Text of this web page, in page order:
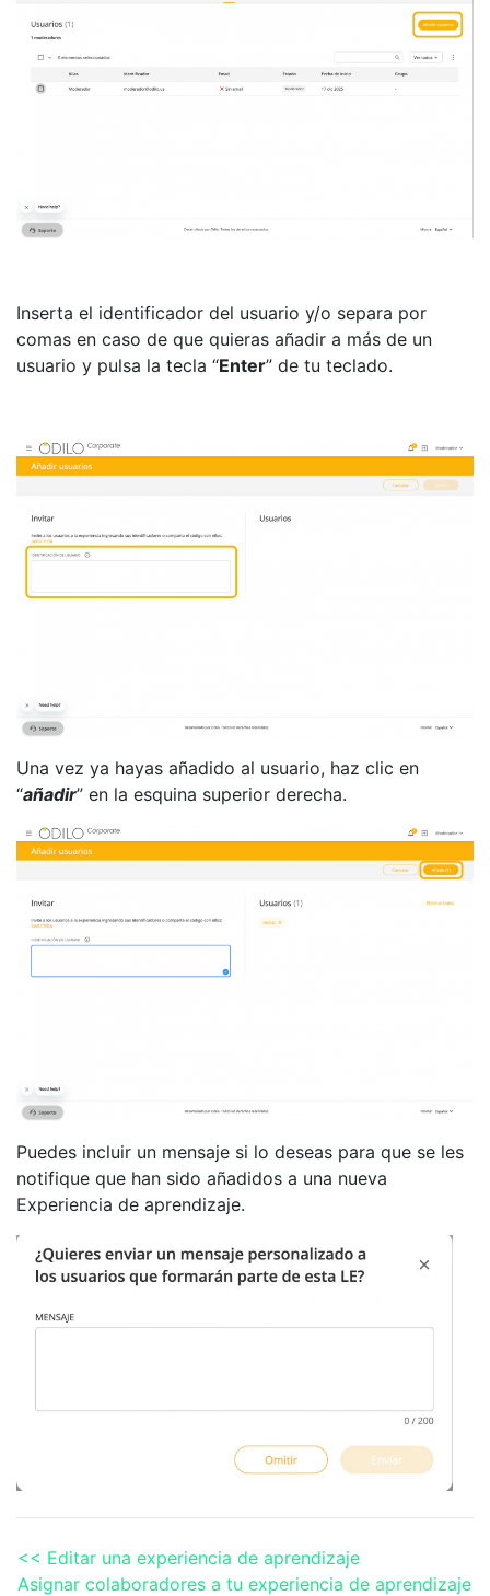
Inserta el identificador del usuario y/o separa por
comas en caso de que quieras añadir a más de un
usuario y pulsa la tecla “Enter” de tu teclado.
Una vez ya hayas añadido al usuario, haz clic en
“añadir” en la esquina superior derecha.
Puedes incluir un mensaje si lo deseas para que se les
notifique que han sido añadidos a una nueva
Experiencia de aprendizaje.
<< Editar una experiencia de aprendizaje
Asignar colaboradores a tu experiencia de aprendizaje